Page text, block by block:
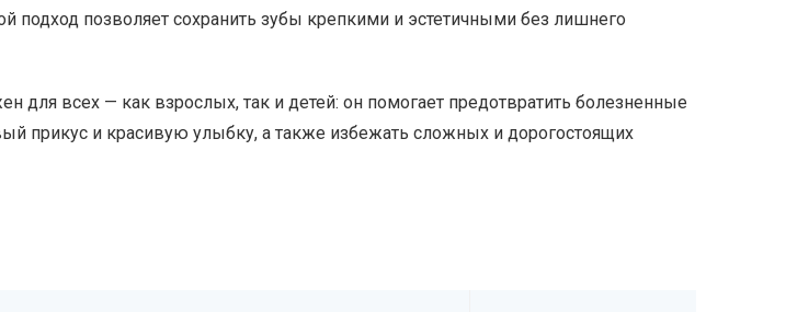
подход позволяет сохранить зубы крепкими и эстетичными без лишнего
для всех — как взрослых, так и детей: он помогает предотвратить болезненные
прикус и красивую улыбку, а также избежать сложных и дорогостоящих